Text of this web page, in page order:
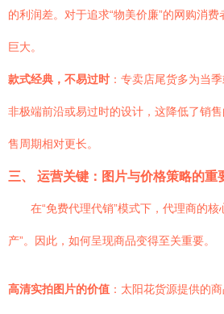
的利润差。对于追求“物美价廉”的网购消
巨大。
款式经典，不易过时 ：专卖店尾货多为当
非极端前沿或易过时的设计，这降低了销
售周期相对更长。
三、 运营关键：图片与价格策略的重
在“免费代理代销”模式下，代理商的核
产”。因此，如何呈现商品变得至关重要。
高清实拍图片的价值 ：太阳花货源提供的